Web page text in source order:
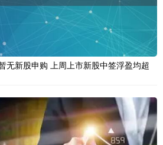
无新股申购 上周上市新股中签浮盈均超